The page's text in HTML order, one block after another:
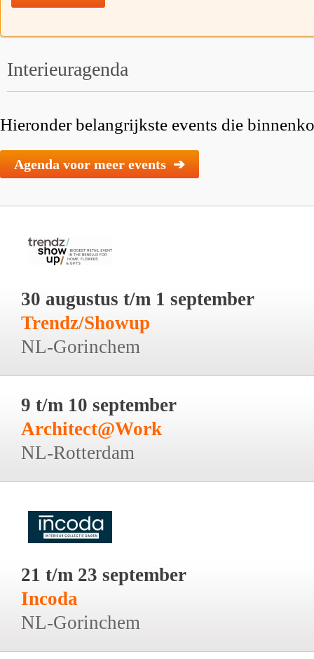
Interieuragenda
Hieronder belangrijkste events die
Agenda voor meer events ➔
30 augustus t/m 1 september
Trendz/Showup
NL-Gorinchem
9 t/m 10 september
Architect@Work
NL-Rotterdam
21 t/m 23 september
Incoda
NL-Gorinchem